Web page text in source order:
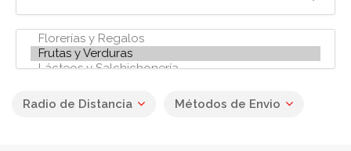
4
Radio de Distancia Métodos de Envio